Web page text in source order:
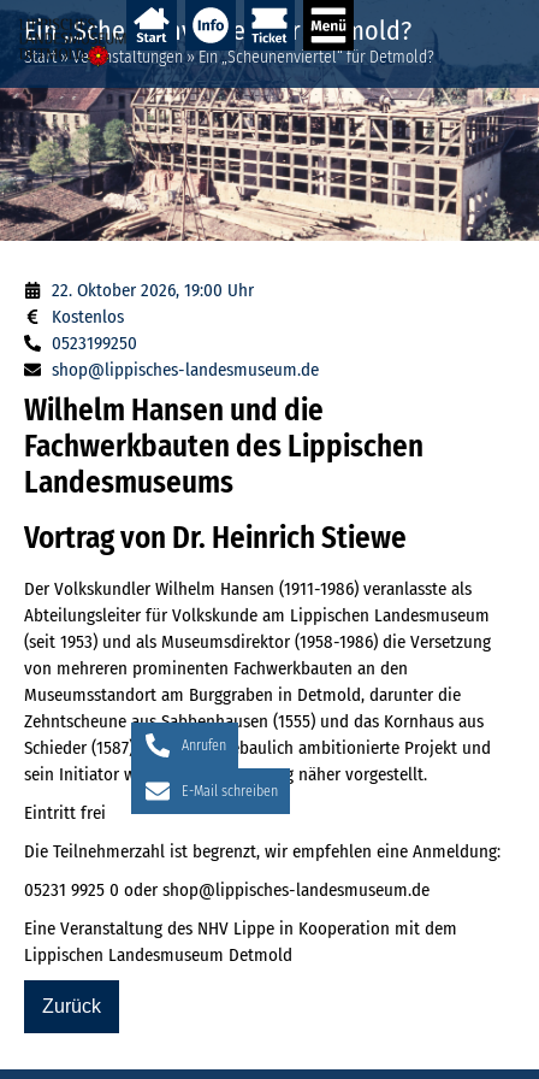
Ein „Scheunenviertel“ für Detmold?
Start»Veranstaltungen»Ein „Scheunenviertel“ für Detmold?
22. Oktober 2026, 19:00 Uhr
Kostenlos
0523199250
shop@lippisches-landesmuseum.de
Wilhelm Hansen und die
Fachwerkbauten des Lippischen
Landesmuseums
Vortrag von Dr. Heinrich Stiewe
Der Volkskundler Wilhelm Hansen (1911-1986) veranlasste als
Abteilungsleiter für Volkskunde am Lippischen Landesmuseum
(seit 1953) und als Museumsdirektor (1958-1986) die Versetzung
von mehreren prominenten Fachwerkbauten an den
Museumsstandort am Burggraben in Detmold, darunter die
Zehntscheune aus Sabbenhausen (1555) und das Kornhaus aus
Schieder (1587). Dieses städtebaulich ambitionierte Projekt und
sein Initiator werden in dem Vortrag näher vorgestellt.
Eintritt frei
Die Teilnehmerzahl ist begrenzt, wir empfehlen eine Anmeldung:
05231 9925 0 oder shop@lippisches-landesmuseum.de
Eine Veranstaltung des NHV Lippe in Kooperation mit dem
Lippischen Landesmuseum Detmold
Anrufen
E-Mail schreiben